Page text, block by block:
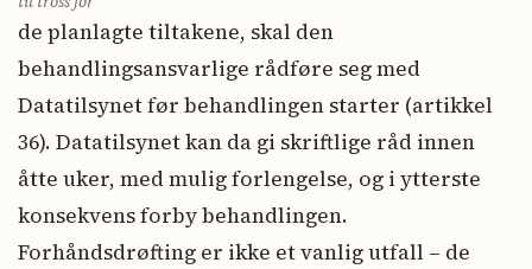
de planlagte tiltakene, skal den
behandlingsansvarlige rådføre seg med
Datatilsynet før behandlingen starter (artikkel
36). Datatilsynet kan da gi skriftlige råd innen
åtte uker, med mulig forlengelse, og i ytterste
konsekvens forby behandlingen.
Forhåndsdrøfting er ikke et vanlig utfall – de